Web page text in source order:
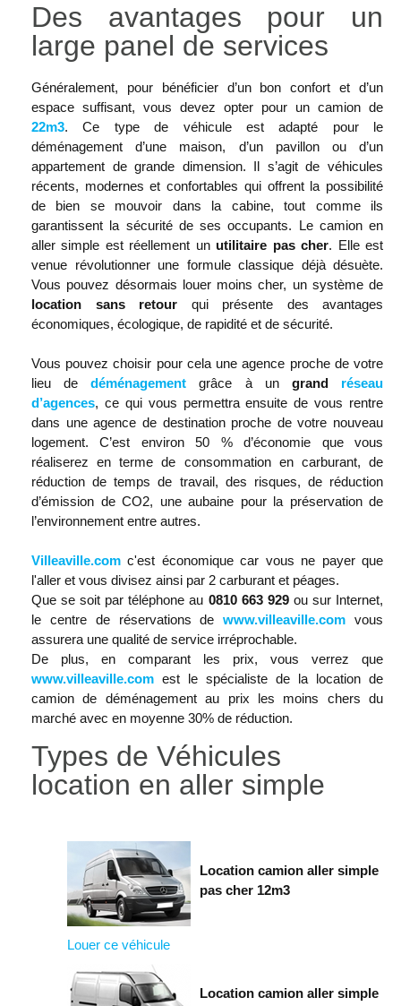
Des avantages pour un
large panel de services
Généralement, pour bénéficier d’un bon confort et d’un
espace suffisant, vous devez opter pour un camion de
22m3. Ce type de véhicule est adapté pour le
déménagement d’une maison, d’un pavillon ou d’un
appartement de grande dimension. Il s’agit de véhicules
récents, modernes et confortables qui offrent la possibilité
de bien se mouvoir dans la cabine, tout comme ils
garantissent la sécurité de ses occupants. Le camion en
aller simple est réellement un utilitaire pas cher. Elle est
venue révolutionner une formule classique déjà désuète.
Vous pouvez désormais louer moins cher, un système de
location sans retour qui présente des avantages
économiques, écologique, de rapidité et de sécurité.
Vous pouvez choisir pour cela une agence proche de votre
lieu dedéménagement grâce à un grand réseau
d’agences, ce qui vous permettra ensuite de vous rentre
dans une agence de destination proche de votre nouveau
logement. C’est environ 50 % d’économie que vous
réaliserez en terme de consommation en carburant, de
réduction de temps de travail, des risques, de réduction
d’émission de CO2, une aubaine pour la préservation de
l’environnement entre autres.
Villeaville.com c'est économique car vous ne payer que
l'aller et vous divisez ainsi par 2 carburant et péages.
Que se soit par téléphone au 0810 663 929ou sur Internet,
le centre de réservations dewww.villeaville.com vous
assurera une qualité de service irréprochable.
De plus, en comparant les prix, vous verrez que
www.villeaville.com est le spécialiste de la location de
camion de déménagement au prix les moins chers du
marché avec en moyenne 30% de réduction.
Types de Véhicules
location en aller simple
Location camion aller simple
pas cher 12m3
Louer ce véhicule
Location camion aller simple